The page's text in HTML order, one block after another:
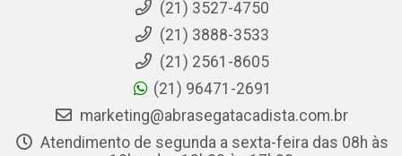
(21) 3527-4750
(21) 3888-3533
(21) 2561-8605
(21) 96471-2691
marketing@abrasegatacadista.com.br
Atendimento de segunda a sexta-feira das 08h às